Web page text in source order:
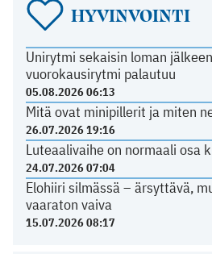
HYVINVOINTI
Unirytmi sekaisin loman
vuorokausirytmi palautuu
05.08.2026 06:13
Mitä ovat minipillerit ja miten
26.07.2026 19:16
Luteaalivaihe on normaali osa
24.07.2026 07:04
Elohiiri silmässä – ärsyttävä,
vaaraton vaiva
15.07.2026 08:17